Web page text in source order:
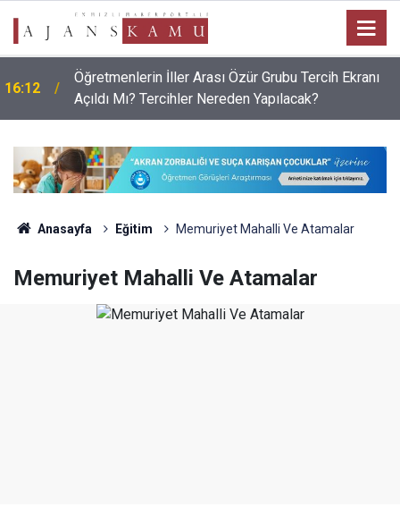
16:12
Öğretmenlerin İller Arası Özür Grubu Tercih Ekranı
Açıldı Mı? Tercihler Nereden Yapılacak?
Anasayfa Eğitim Memuriyet Mahalli Ve Atamalar
Memuriyet Mahalli Ve Atamalar